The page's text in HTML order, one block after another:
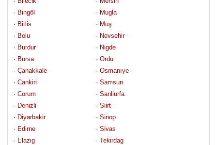
· Bingöl · Mugla
· Bitlis · Muş
· Bolu · Nevsehir
· Burdur · Nigde
· Bursa · Ordu
· Çanakkale · Osmanıye
· Cankiri · Samsun
· Corum · Sanliurfa
· Denizli · Siirt
· Diyarbakir · Sinop
· Edirne · Sivas
· Elazig · Tekirdag